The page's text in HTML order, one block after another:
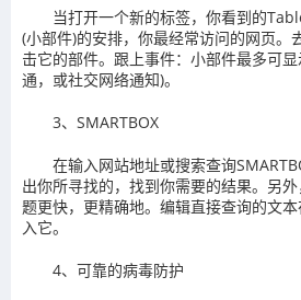
当打开一个新的标签，你看到的
(小部件)的安排，你最经常访问的网页。
击它的部件。跟上事件：小部件最多可
通，或社交网络通知)。
3、SMARTBOX
在输入网站地址或搜索查询
出你所寻找的，找到你需要的结果。另
题更快，更精确地。编辑直接查询的文
入它。
4、可靠的病毒防护